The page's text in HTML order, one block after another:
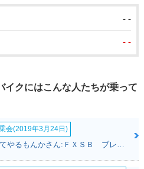
- -
- -
イクにはこんな人たちが乗って
会(2019年3月24日)